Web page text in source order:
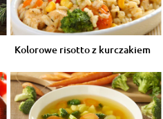
Kolorowe risotto z kurczakiem